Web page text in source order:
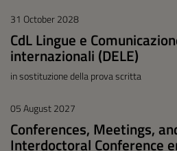
31 October 2028
CdL Lingue e
internazionali (DELE)
in sostituzione della prova scritta
05 August 2027
Conferences, Meetings,
Interdoctoral Conference